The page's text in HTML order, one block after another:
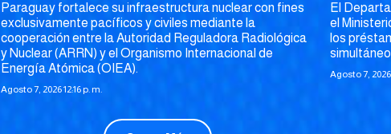
Paraguay fortalece su infraestructura nuclear con fines
exclusivamente pacíficos y civiles mediante la
cooperación entre la Autoridad Reguladora Radiológica
y Nuclear (ARRN) y el Organismo Internacional de
Energía Atómica (OIEA).
Agosto 7, 2026 12:16 p. m.
El
el
los
Agosto 7, 2026